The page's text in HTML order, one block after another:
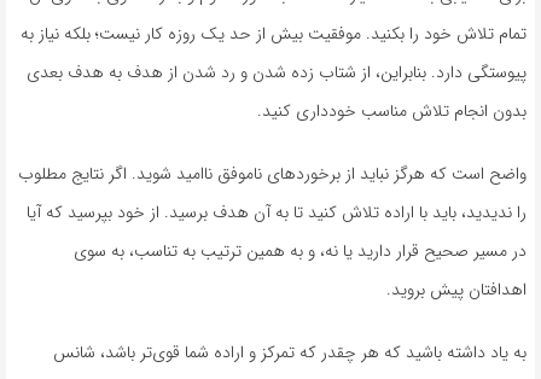
تمام تلاش خود را بکنید. موفقیت بیش از حد یک روزه کار نیست؛ بلکه نیاز به
پیوستگی دارد. بنابراین، از شتاب زده شدن و رد شدن از هدف به هدف بعدی
بدون انجام تلاش مناسب خودداری کنید.
واضح است که هرگز نباید از برخوردهای ناموفق ناامید شوید. اگر نتایج مطلوب
را ندیدید، باید با اراده تلاش کنید تا به آن هدف برسید. از خود بپرسید که آیا
در مسیر صحیح قرار دارید یا نه، و به همین ترتیب به تناسب، به سوی
اهدافتان پیش بروید.
به یاد داشته باشید که هر چقدر که تمرکز و اراده شما قوی‌تر باشد، شانس